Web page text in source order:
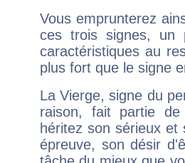
Vous emprunterez
ces trois signes, un
caractéristiques au
plus fort que le signe
La Vierge, signe du
raison, fait partie
héritez son sérieux
épreuve, son désir